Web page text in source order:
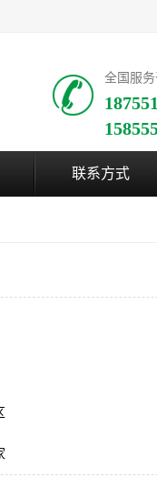
全国服
联系方式